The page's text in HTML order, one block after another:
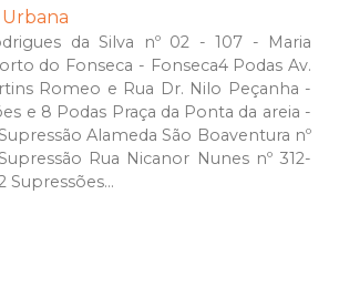
da Silva nº 02 - 107 - Maria
do Fonseca - Fonseca4 Podas Av.
Romeo e Rua Dr. Nilo Peçanha -
e 8 Podas Praça da Ponta da areia -
Alameda São Boaventura nº
Rua Nicanor Nunes nº 312-
Supressões...